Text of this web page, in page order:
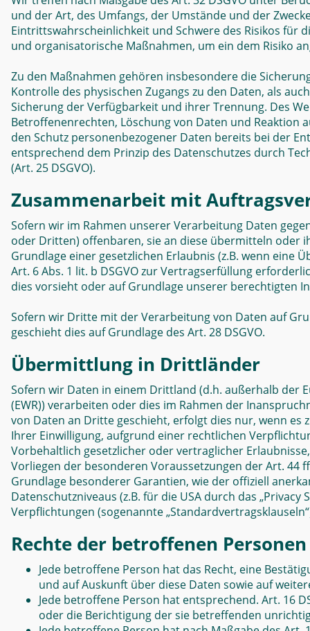
und der Art, des Umfangs, der Umstände und der
Eintrittswahrscheinlichkeit und Schwere des Risikos für
und organisatorische Maßnahmen, um ein dem Risiko
Zu den Maßnahmen gehören insbesondere die
Kontrolle des physischen Zugangs zu den Daten, als
Sicherung der Verfügbarkeit und ihrer Trennung. Des
Betroffenenrechten, Löschung von Daten und Reaktion
den Schutz personenbezogener Daten bereits bei der
entsprechend dem Prinzip des Datenschutzes durch
(Art. 25 DSGVO).
Zusammenarbeit mit
Sofern wir im Rahmen unserer Verarbeitung Daten
oder Dritten) offenbaren, sie an diese übermitteln oder
Grundlage einer gesetzlichen Erlaubnis (z.B. wenn eine
Art. 6 Abs. 1 lit. b DSGVO zur Vertragserfüllung
dies vorsieht oder auf Grundlage unserer berechtigten
Sofern wir Dritte mit der Verarbeitung von Daten auf
geschieht dies auf Grundlage des Art. 28 DSGVO.
Übermittlung in Drittländer
Sofern wir Daten in einem Drittland (d.h. außerhalb der
(EWR)) verarbeiten oder dies im Rahmen der
von Daten an Dritte geschieht, erfolgt dies nur, wenn
Ihrer Einwilligung, aufgrund einer rechtlichen
Vorbehaltlich gesetzlicher oder vertraglicher
Vorliegen der besonderen Voraussetzungen der Art. 44
Grundlage besonderer Garantien, wie der offiziell
Datenschutzniveaus (z.B. für die USA durch das
Verpflichtungen (sogenannte
Rechte der betroffenen Personen
Jede betroffene Person hat das Recht, eine
und auf Auskunft über diese Daten sowie auf
Jede betroffene Person hat entsprechend. Art. 16
oder die Berichtigung der sie betreffenden